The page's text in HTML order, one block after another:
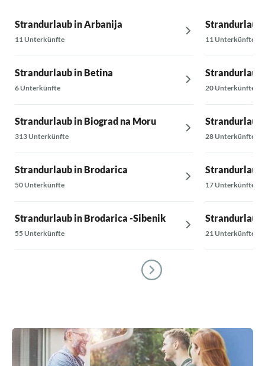
Strandurlaub in Arbanija
11 Unterkünfte
Strandurlaub in Betina
6 Unterkünfte
Strandurlaub in Biograd na Moru
313 Unterkünfte
Strandurlaub in Brodarica
50 Unterkünfte
Strandurlaub in Brodarica -Sibenik
55 Unterkünfte
Strandurlaub
11 Unterkünfte
Strandurlaub
20 Unterkünfte
Strandurlaub
28 Unterkünfte
Strandurlaub
17 Unterkünfte
Strandurlaub
21 Unterkünfte